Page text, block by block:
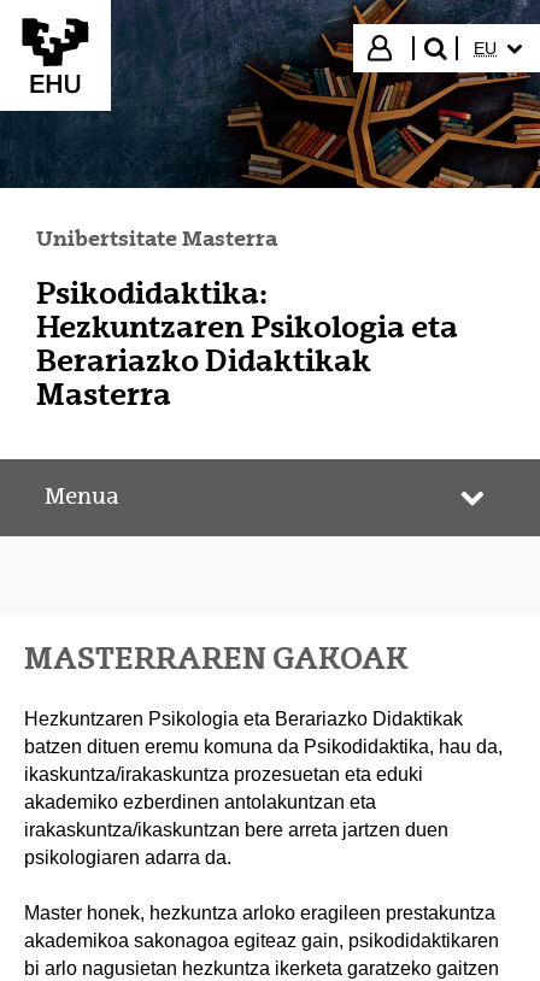
Eduki nagusira joan
Hasi saioa
bilatu"
EU
Unibertsitate Masterra
Psikodidaktika:
Hezkuntzaren Psikologia eta
Berariazko Didaktikak
Masterra
Menua
MASTERRAREN GAKOAK
Hezkuntzaren Psikologia eta Berariazko Didaktikak
batzen dituen eremu komuna da Psikodidaktika, hau da,
ikaskuntza/irakaskuntza prozesuetan eta eduki
akademiko ezberdinen antolakuntzan eta
irakaskuntza/ikaskuntzan bere arreta jartzen duen
psikologiaren adarra da.
Master honek, hezkuntza arloko eragileen prestakuntza
akademikoa sakonagoa egiteaz gain, psikodidaktikaren
bi arlo nagusietan hezkuntza ikerketa garatzeko gaitzen